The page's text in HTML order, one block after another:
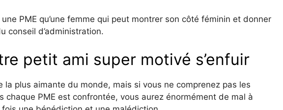
PME qu’une femme qui peut montrer son côté féminin et donner
conseil d’administration.
petit ami super motivé s’enfuir
plus aimante du monde, mais si vous ne comprenez pas les
chaque PME est confrontée, vous aurez énormément de mal à